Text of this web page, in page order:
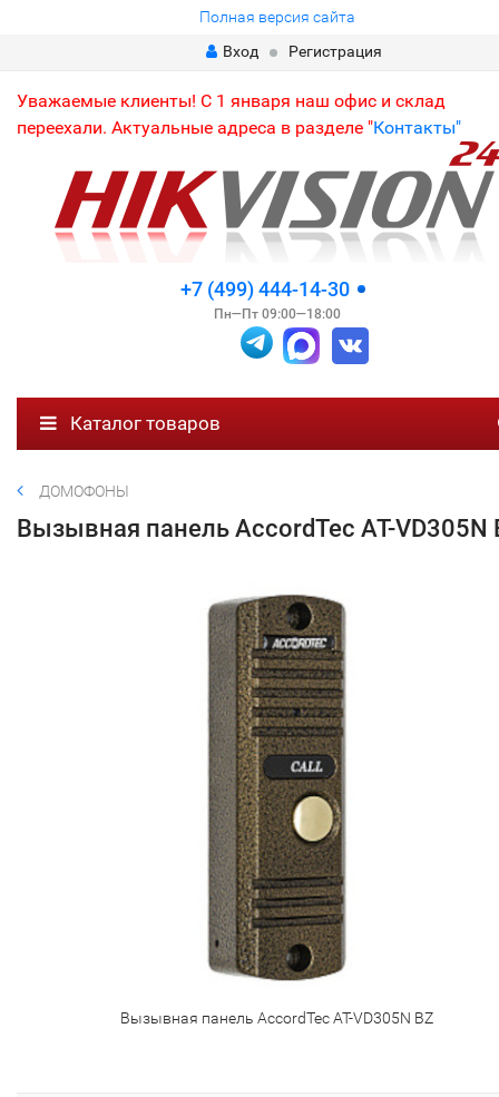
Полная версия сайта
Вход
Регистрация
Уважаемые клиенты! С 1 января наш офис и склад
переехали. Актуальные адреса в разделе "Контакты"
+7 (499) 444-14-30
Пн—Пт 09:00—18:00
Каталог товаров
ДОМОФОНЫ
Вызывная панель AccordTec AT-VD305N
Вызывная панель AccordTec AT-VD305N BZ